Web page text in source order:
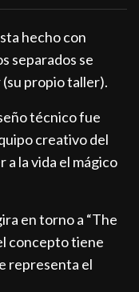
hecho con
separados se
propio taller).
técnico fue
creativo del
la vida el mágico
en torno a “The
concepto tiene
representa el